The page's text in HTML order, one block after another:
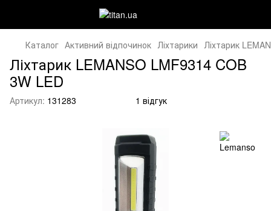
Каталог Активний відпочинок Ліхтарики Ліхтарик
Ліхтарик LEMANSO LMF9314 COB
3W LED
Артикул: 131283 1 відгук